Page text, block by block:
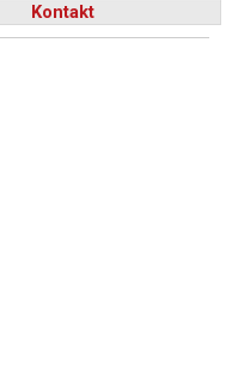
Kontakt